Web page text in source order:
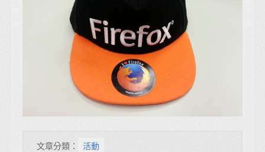
文章分類： 活動